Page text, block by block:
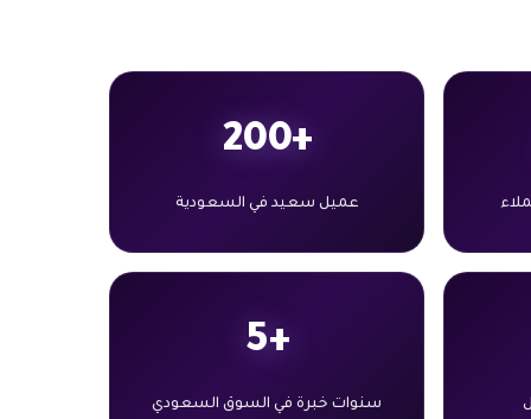
+200
عميل سعيد في السعودية
+5
سنوات خبرة في السوق السعودي